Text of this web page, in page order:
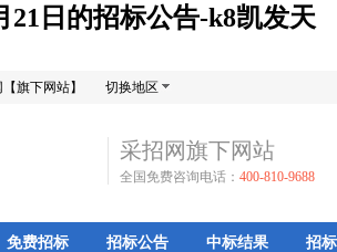
21日的招标公告-k8凯发天
旗下网站】 切换地区
采招网旗下网站
全国免费咨询电话： 400-810-9688
免费招标 招标公告 中标结果 招